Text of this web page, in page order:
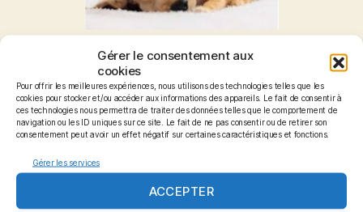
Gérer le consentement aux
cookies
Pour offrir les meilleures expériences, nous utilisons des technologies telles que les
cookies pour stocker et/ou accéder aux informations des appareils. Le fait de consentir à
ces technologies nous permettra de traiter des données telles que le comportement de
navigation ou les ID uniques sur ce site. Le fait de ne pas consentir ou de retirer son
consentement peut avoir un effet négatif sur certaines caractéristiques et fonctions.
Gérer les services
ACCEPTER
L’ IET® pour les animaux
Principalement pratiqué sur les chiens, les
chats et les chevaux et travaillant sur les 9 zones
de mémoires cellulaires pour dégager les
blocages énergétiques de la mémoire cellulaire
des animaux domestiques.